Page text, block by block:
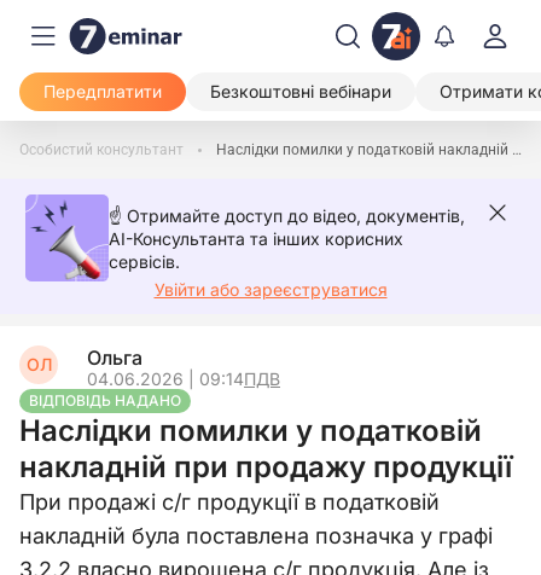
Передплатити Безкоштовні вебінари Отримати
Особистий консультант Наслідки помилки у податковій накладній при продажу продукції
☝️ Отримайте доступ до відео, документів,
AI-Консультанта та інших корисних
сервісів.
Увійти або зареєструватися
ОЛ Ольга
04.06.2026 | 09:14ПДВ
ВІДПОВІДЬ НАДАНО
Наслідки помилки у податковій
накладній при продажу продукції
При продажі с/г продукції в податковій
накладній була поставлена позначка у графі
3.2.2 власно вирощена с/г продукція. Але із